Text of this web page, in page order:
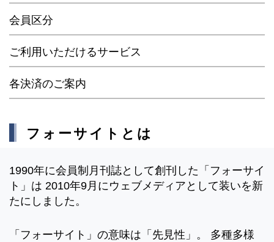
会員区分
ご利用いただけるサービス
各決済のご案内
フォーサイトとは
1990年に会員制月刊誌として創刊した「フォーサイ
ト」は 2010年9月にウェブメディアとして装いを新
たにしました。
「フォーサイト」の意味は「先見性」。 多種多様